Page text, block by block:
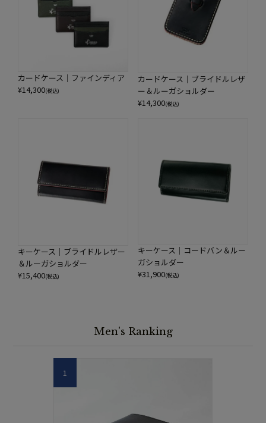
カードケース｜ファインディア
¥14,300(税込)
カードケース｜ブライドルレザ
ー＆ルーガショルダー
¥14,300(税込)
キーケース｜ブライドルレザー
＆ルーガショルダー
¥15,400(税込)
キーケース｜コードバン＆ルー
ガショルダー
¥31,900(税込)
Men's Ranking
1